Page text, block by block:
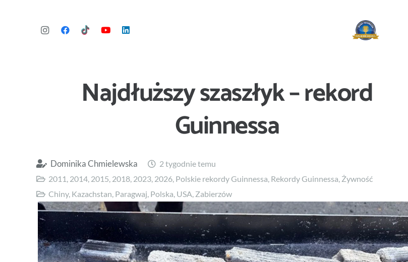
Najdłuższy szaszłyk – rekord
Guinnessa
Dominika Chmielewska
2 tygodnie temu
2011 2014 2015 2018 2023 2026 Polskie rekordy Guinnessa Rekordy Guinnessa Żywność
Chiny, Kazachstan Paragwaj Polska USA Zabierzów